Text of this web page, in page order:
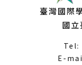
臺灣國際
國
Tel:
E-